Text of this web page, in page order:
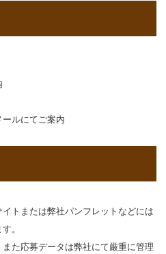
ルにてご案内
トまたは弊社パンフレットなどには
。
た応募データは弊社にて厳重に管理